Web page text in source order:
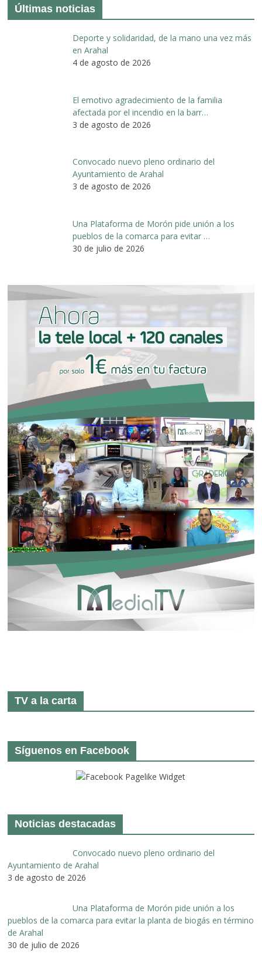
Últimas noticias
Deporte y solidaridad, de la mano una vez más
en Arahal
4 de agosto de 2026
El emotivo agradecimiento de la familia
afectada por el incendio en la barr…
3 de agosto de 2026
Convocado nuevo pleno ordinario del
Ayuntamiento de Arahal
3 de agosto de 2026
Una Plataforma de Morón pide unión a los
pueblos de la comarca para evitar …
30 de julio de 2026
TV a la carta
Síguenos en Facebook
Noticias destacadas
Convocado nuevo pleno ordinario del
Ayuntamiento de Arahal
3 de agosto de 2026
Una Plataforma de Morón pide unión a los
pueblos de la comarca para evitar la planta de biogás en término
de Arahal
30 de julio de 2026